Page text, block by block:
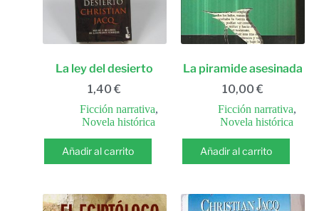
La ley del desierto
1,40€
Ficción narrativa,
Novela histórica
Añadir al carrito
La piramide asesinada
10,00 €
Ficción narrativa,
Novela histórica
Añadir al carrito